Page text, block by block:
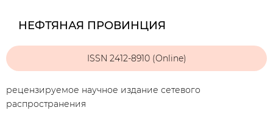
НЕФТЯНАЯ ПРОВИНЦИЯ
ISSN 2412-8910 (Online)
рецензируемое научное издание сетевого
распространения